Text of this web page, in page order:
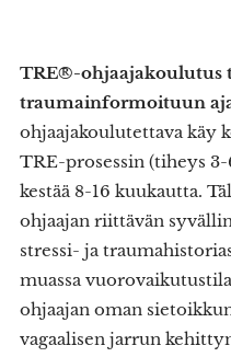
TRE®-ohjaajakoulutus
traumainformoituun
ohjaajakoulutettava käy
TRE-prosessin (tiheys
kestää 8-16 kuukautta.
ohjaajan riittävän
stressi- ja
muassa
ohjaajan oman
vagaalisen jarrun